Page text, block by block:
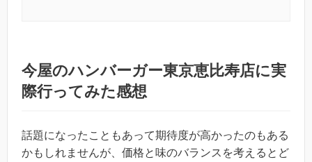
今屋のハンバーガー東京恵比寿店に実
際行ってみた感想
話題になったこともあって期待度が高かったのもある
かもしれませんが、価格と味のバランスを考えるとど